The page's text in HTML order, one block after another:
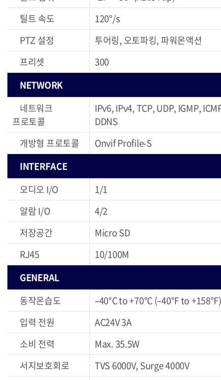
틸트 속도
120°/s
PTZ 설정
투어링, 오토파킹, 파워온액션
프리셋
300
NETWORK
네트워크
프로토콜
IPv6, IPv4, TCP, UDP, IGMP,
DDNS
개방형 프로토콜
Onvif Profile-S
INTERFACE
오디오 I/O
1/1
알람 I/O
4/2
저장공간
Micro SD
RJ45
10/100M
GENERAL
동작온습도
–40°C to +70°C (–40°F to +158°F)
입력 전원
AC24V 3A
소비 전력
Max. 35.5W
서지보호회로
TVS 6000V, Surge 4000V